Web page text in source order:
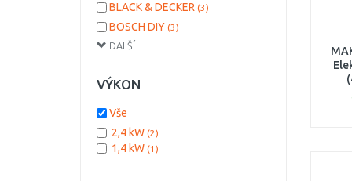
DALŠÍ
BLACK & DECKER (3)
BOSCH DIY (3)
RIWALL
SCHEPPACH
VÝKON
Vše
2,4 kW (2)
1,4 kW (1)